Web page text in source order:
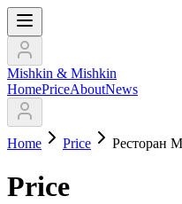
Mishkin & Mishkin
HomePriceAboutNews
Home Price Ресторан
Price